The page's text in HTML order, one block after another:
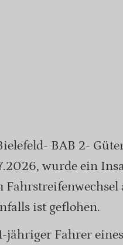
BAB 2-
wurde ein
ist geflohen.
jähriger Fahrer